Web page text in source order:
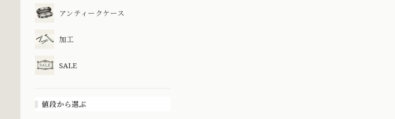
アンティークケース
加工
SALE
値段から選ぶ